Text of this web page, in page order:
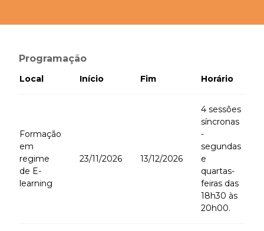
Programação
Local Início Fim Horário
Formação
em
regime
de E-
learning
23/11/2026 13/12/2026
4 sessões
síncronas
-
segundas
e
quartas-
feiras das
18h30 às
20h00.